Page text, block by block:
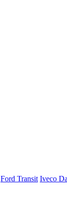
Ford Transit Iveco